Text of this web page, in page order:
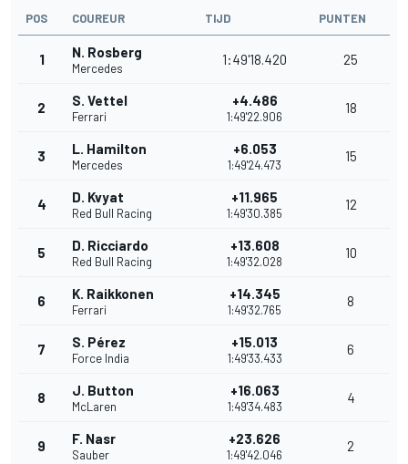
POS COUREUR TIJD PUNTEN
1 N. Rosberg
Mercedes
1:49'18.420 25
2 S. Vettel
Ferrari
+4.486
1:49'22.906
18
3 L. Hamilton
Mercedes
+6.053
1:49'24.473
15
4 D. Kvyat
Red Bull Racing
+11.965
1:49'30.385
12
5 D. Ricciardo
Red Bull Racing
+13.608
1:49'32.028
10
6 K. Raikkonen
Ferrari
+14.345
1:49'32.765
8
7 S. Pérez
Force India
+15.013
1:49'33.433
6
8 J. Button
McLaren
+16.063
1:49'34.483
4
9 F. Nasr
Sauber
+23.626
1:49'42.046
2